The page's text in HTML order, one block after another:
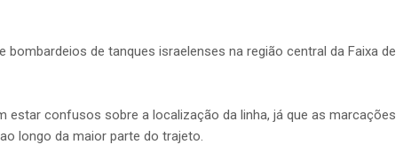
de tanques israelenses na região central da Faixa de
estar confusos sobre a localização da linha, já que as marcações
longo da maior parte do trajeto.